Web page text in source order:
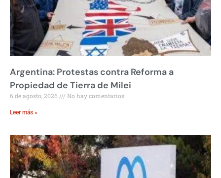
Argentina: Protestas contra Reforma a
Propiedad de Tierra de Milei
6 de agosto, 2026 No hay comentarios
Leer más »